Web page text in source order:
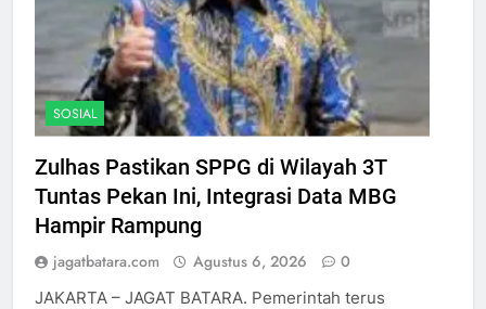
SOSIAL
Zulhas Pastikan SPPG di Wilayah 3T
Tuntas Pekan Ini, Integrasi Data MBG
Hampir Rampung
jagatbatara.com Agustus 6, 2026 0
JAKARTA – JAGAT BATARA. Pemerintah terus